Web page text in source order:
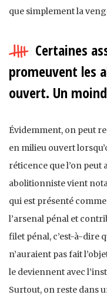
que simplement la
Certaines
promeuvent les
ouvert. Un
Évidemment, on peut
en milieu ouvert
réticence que l’on peut
abolitionniste vient
qui est présenté
l’arsenal pénal et
filet pénal, c’est-à-dire
n’auraient pas fait
le deviennent avec
Surtout, on reste dans